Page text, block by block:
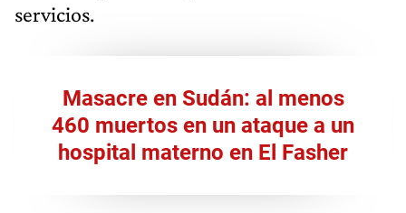
servicios.
Masacre en Sudán: al menos
460 muertos en un ataque a un
hospital materno en El Fasher